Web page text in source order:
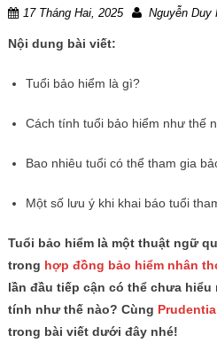
17 Tháng Hai, 2025 Nguyễn Duy
Nội dung bài viết:
Tuổi bảo hiểm là gì?
Cách tính tuổi bảo hiểm như thế
Bao nhiêu tuổi có thể tham gia
Một số lưu ý khi khai báo tuổi
Tuổi bảo hiểm là một thuật ngữ
trong hợp đồng bảo hiểm nhân
lần đầu tiếp cận có thể chưa hiểu
tính như thế nào? Cùng
trong bài viết dưới đây nhé!